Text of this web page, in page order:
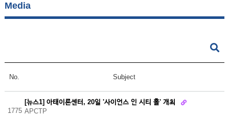
Media
No. Subject
1775
[뉴스1] 아태이론센터, 20일 '사이언스 인 시티 홀' 개최
APCTP